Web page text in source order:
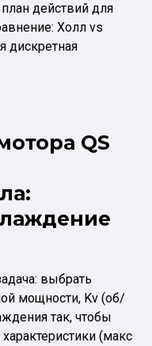
действий для
Холл vs
дискретная
QS
выбрать
мощности, Kv (об/
так, чтобы
(макс